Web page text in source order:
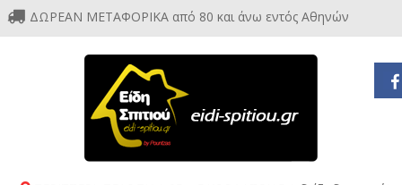
ΔΩΡΕΑΝ ΜΕΤΑΦΟΡΙΚΑ από 80 και άνω εντός Αθηνών